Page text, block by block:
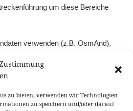
zu bieten, verwenden wir Technologien
zu speichern und/oder darauf
um diese Bereiche
verwenden (z.B. OsmAnd),